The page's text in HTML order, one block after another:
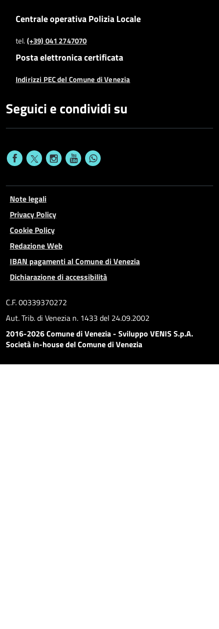
Centrale operativa Polizia Locale
tel.(+39) 041 2747070
Posta elettronica certificata
Indirizzi PEC del Comune di Venezia
Seguici e condividi su
Note legali
Privacy Policy
Cookie Policy
Redazione Web
IBAN pagamenti al Comune di Venezia
Dichiarazione di accessibilità
C.F. 00339370272
Aut. Trib. di Venezia n. 1433 del 24.09.2002
2016-2026 Comune di Venezia - Sviluppo VENIS S.p.A.
Società in-house del Comune di Venezia